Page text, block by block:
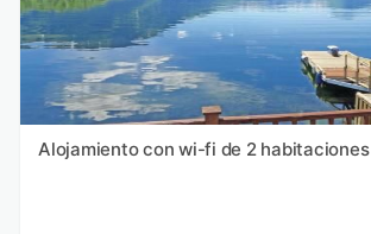
Alojamiento con wi-fi de 2 habitaciones